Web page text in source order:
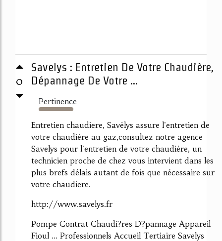
0
Savelys : Entretien De Votre Chaudière,
Dépannage De Votre ...
Pertinence
3082%
Entretien chaudiere, Savélys assure l'entretien de
votre chaudière au gaz,consultez notre agence
Savelys pour l'entretien de votre chaudière, un
technicien proche de chez vous intervient dans les
plus brefs délais autant de fois que nécessaire sur
votre chaudiere.
http://www.savelys.fr
Pompe Contrat Chaudi?res D?pannage Appareil
Fioul ... Professionnels Accueil Tertiaire Savelys